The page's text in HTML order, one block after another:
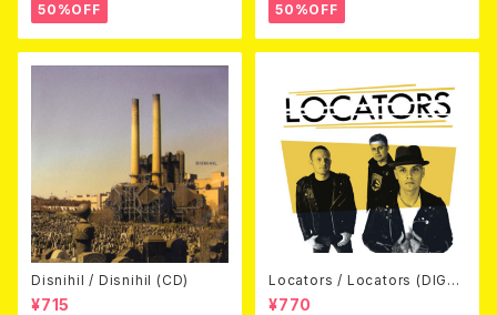
50%OFF 50%OFF
Disnihil / Disnihil (CD)
¥715
Locators / Locators (DIGPA
CK CD)
¥770